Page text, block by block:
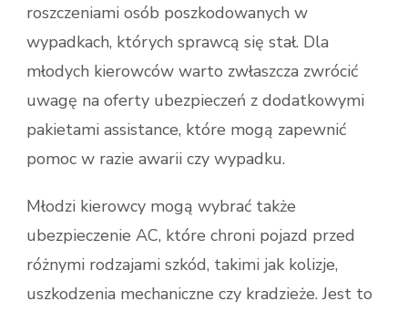
roszczeniami osób poszkodowanych w
wypadkach, których sprawcą się stał. Dla
młodych kierowców warto zwłaszcza zwrócić
uwagę na oferty ubezpieczeń z dodatkowymi
pakietami assistance, które mogą zapewnić
pomoc w razie awarii czy wypadku.
Młodzi kierowcy mogą wybrać także
ubezpieczenie AC, które chroni pojazd przed
różnymi rodzajami szkód, takimi jak kolizje,
uszkodzenia mechaniczne czy kradzieże. Jest to